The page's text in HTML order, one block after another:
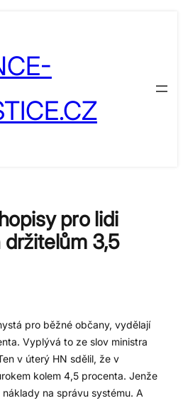
pro lidi
3,5
pro běžné občany, vydělají
Vyplývá to ze slov ministra
v úterý HN sdělil, že v
kolem 4,5 procenta. Jenže
na správu systému. A